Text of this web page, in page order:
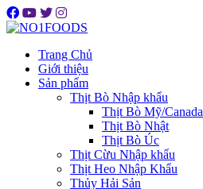
Trang Chủ
Giới thiệu
Sản phẩm
Thịt Bò Nhập khẩu
Thịt Bò Mỹ/Canada
Thịt Bò Nhật
Thịt Bò Úc
Thịt Cừu Nhập khẩu
Thịt Heo Nhập Khẩu
Thủy Hải Sản